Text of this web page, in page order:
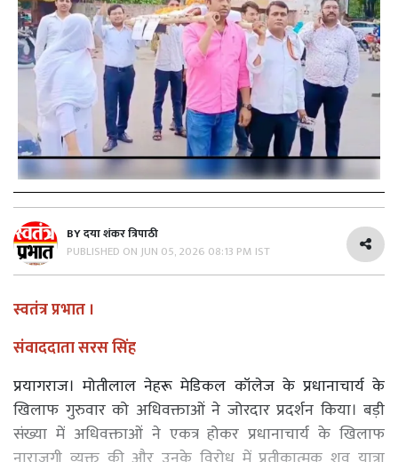
BYदया शंकर त्रिपाठी
PUBLISHED ONJUN 05, 2026 08:13 PM IST
स्वतंत्र प्रभात ।
संवाददाता सरस सिंह
प्रयागराज। मोतीलाल नेहरू मेडिकल कॉलेज के प्रधानाचार्य के
खिलाफ गुरुवार को अधिवक्ताओं ने जोरदार प्रदर्शन किया। बड़ी
संख्या में अधिवक्ताओं ने एकत्र होकर प्रधानाचार्य के खिलाफ